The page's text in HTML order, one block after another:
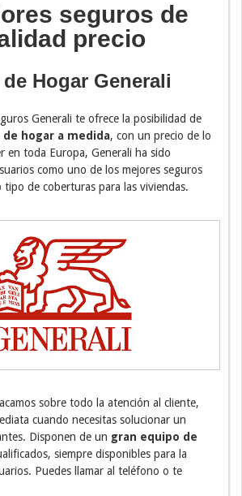
seguros de
precio
Hogar Generali
Generali te ofrece la posibilidad de
hogar a medida, con un precio de lo
en toda Europa, Generali ha sido
como uno de los mejores seguros
de coberturas para las viviendas.
sobre todo la atención al cliente,
cuando necesitas solucionar un
Disponen de un gran equipo de
siempre disponibles para la
Puedes llamar al teléfono o te